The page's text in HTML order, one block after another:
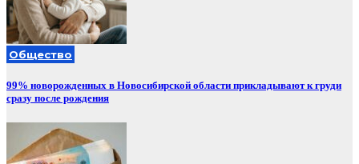
Общество
99% новорожденных в Новосибирской области прикладывают к груди
сразу после рождения